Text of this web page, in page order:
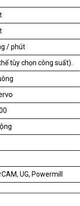
/ phút
tùy chọn công suất).
UG, Powermill